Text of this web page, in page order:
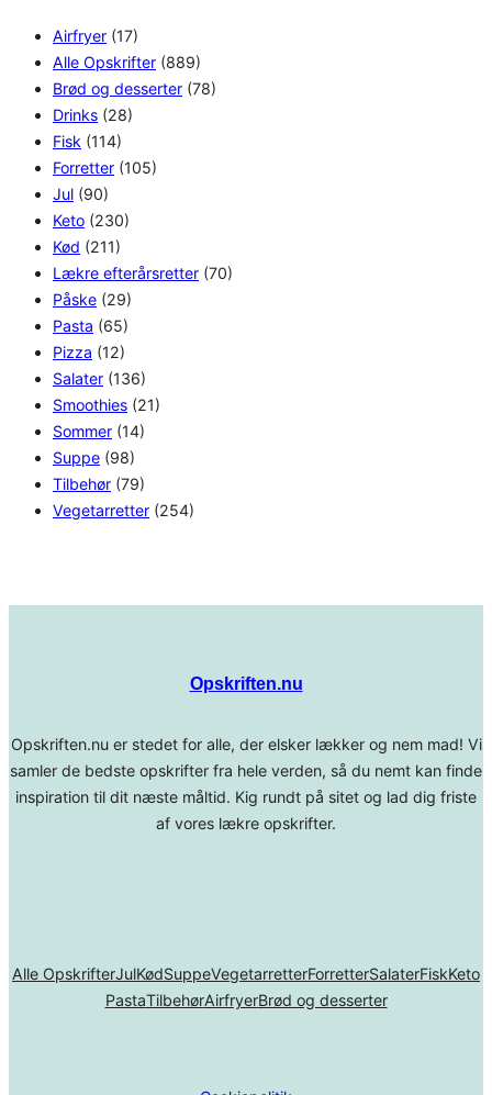
Airfryer (17)
Alle Opskrifter (889)
Brød og desserter (78)
Drinks (28)
Fisk (114)
Forretter (105)
Jul (90)
Keto (230)
Kød (211)
Lækre efterårsretter (70)
Påske (29)
Pasta (65)
Pizza (12)
Salater (136)
Smoothies (21)
Sommer (14)
Suppe (98)
Tilbehør (79)
Vegetarretter (254)
Opskriften.nu
Opskriften.nu er stedet for alle, der elsker lækker og nem mad! Vi
samler de bedste opskrifter fra hele verden, så du nemt kan finde
inspiration til dit næste måltid. Kig rundt på sitet og lad dig friste
af vores lækre opskrifter.
Alle OpskrifterJulKødSuppeVegetarretterForretterSalaterFiskKeto
PastaTilbehørAirfryerBrød og desserter